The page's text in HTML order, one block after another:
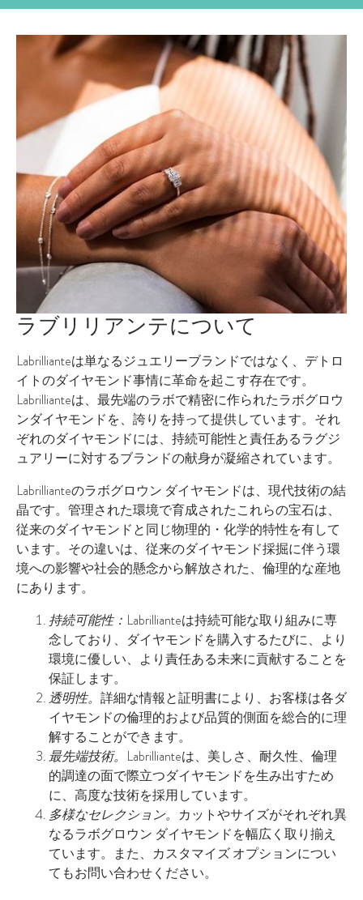
ラブリリアンテについて
Labrillianteは単なるジュエリーブランドではなく、デトロ
イトのダイヤモンド事情に革命を起こす存在です。
Labrillianteは、最先端のラボで精密に作られたラボグロウ
ンダイヤモンドを、誇りを持って提供しています。それ
ぞれのダイヤモンドには、持続可能性と責任あるラグジ
ュアリーに対するブランドの献身が凝縮されています。
Labrillianteのラボグロウン ダイヤモンドは、現代技術の結
晶です。管理された環境で育成されたこれらの宝石は、
従来のダイヤモンドと同じ物理的・化学的特性を有して
います。その違いは、従来のダイヤモンド採掘に伴う環
境への影響や社会的懸念から解放された、倫理的な産地
にあります。
持続可能性： Labrillianteは持続可能な取り組みに専
念しており、ダイヤモンドを購入するたびに、より
環境に優しい、より責任ある未来に貢献することを
保証します。
透明性。 詳細な情報と証明書により、お客様は各ダ
イヤモンドの倫理的および品質的側面を総合的に理
解することができます。
最先端技術。 Labrillianteは、美しさ、耐久性、倫理
的調達の面で際立つダイヤモンドを生み出すため
に、高度な技術を採用しています。
多様なセレクション。 カットやサイズがそれぞれ異
なるラボグロウン ダイヤモンドを幅広く取り揃え
ています。また、カスタマイズ オプションについ
てもお問い合わせください。